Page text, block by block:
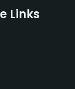
Links